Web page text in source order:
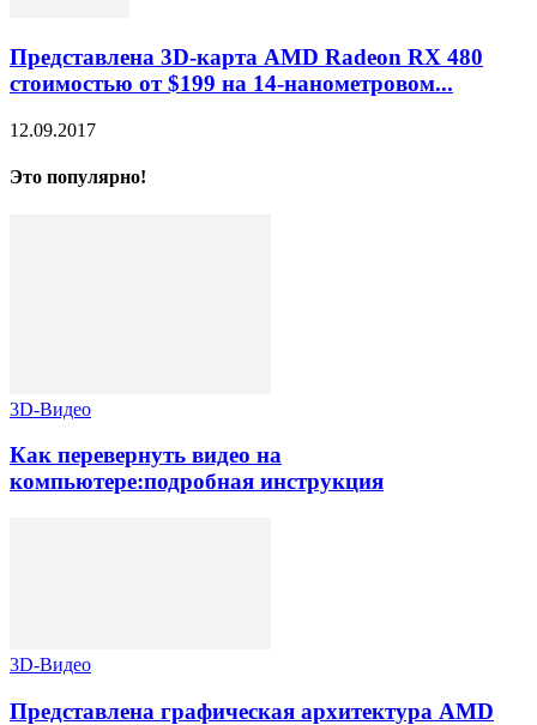
Представлена 3D-карта AMD Radeon RX 480
стоимостью от $199 на 14-нанометровом...
12.09.2017
Это популярно!
3D-Видео
Как перевернуть видео на
компьютере:подробная инструкция
3D-Видео
Представлена графическая архитектура AMD